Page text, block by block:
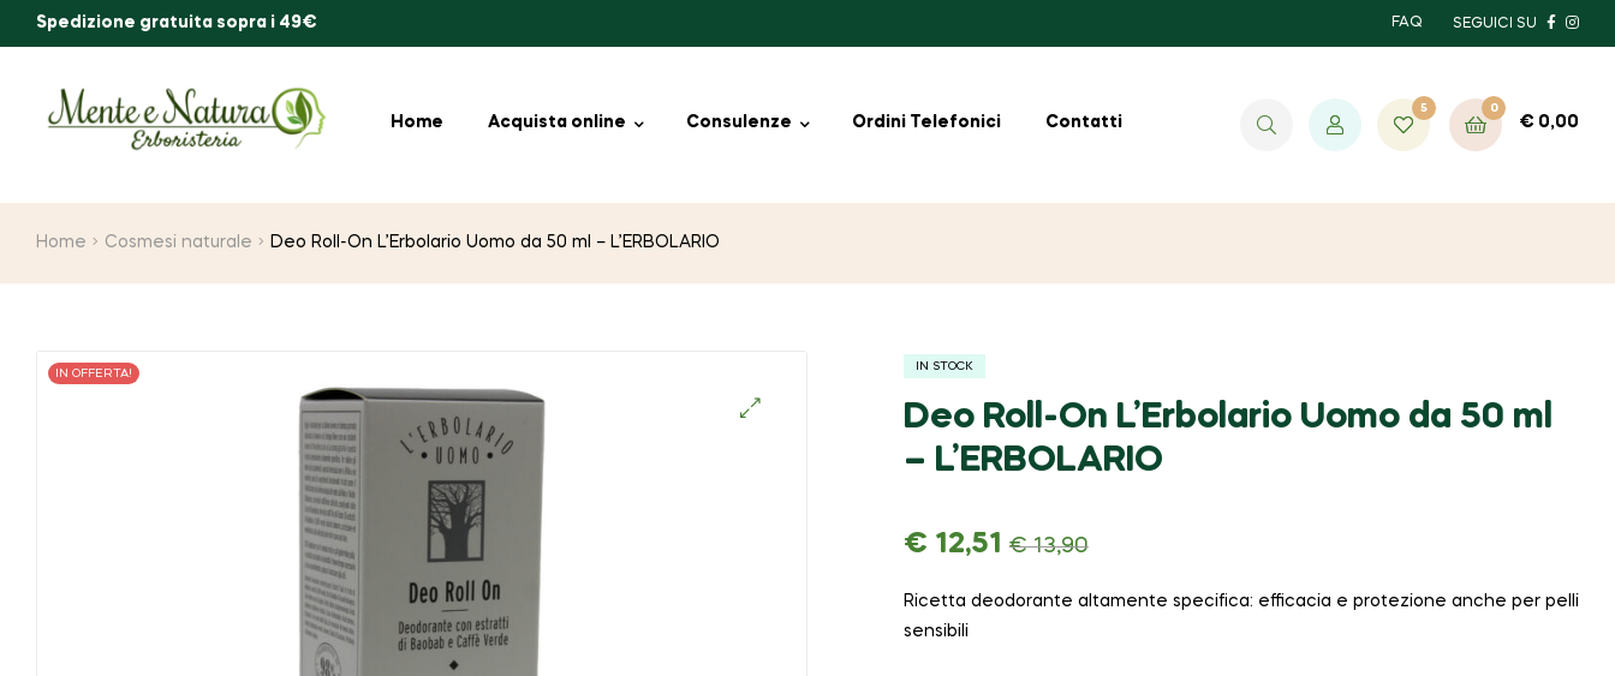
Spedizione gratuita sopra i 49€ FAQ SEGUICI SU
Home Acquista online Consulenze Ordini Telefonici Contatti
5 0
€ 0,00
Home Cosmesi naturale Deo Roll-On L’Erbolario Uomo da 50 ml – L’ERBOLARIO
IN OFFERTA!
IN STOCK
Deo Roll-On L’Erbolario Uomo da 50 ml
– L’ERBOLARIO
€13,90
€ 12,51
Ricetta deodorante altamente specifica: efficacia e protezione anche per pelli
sensibili